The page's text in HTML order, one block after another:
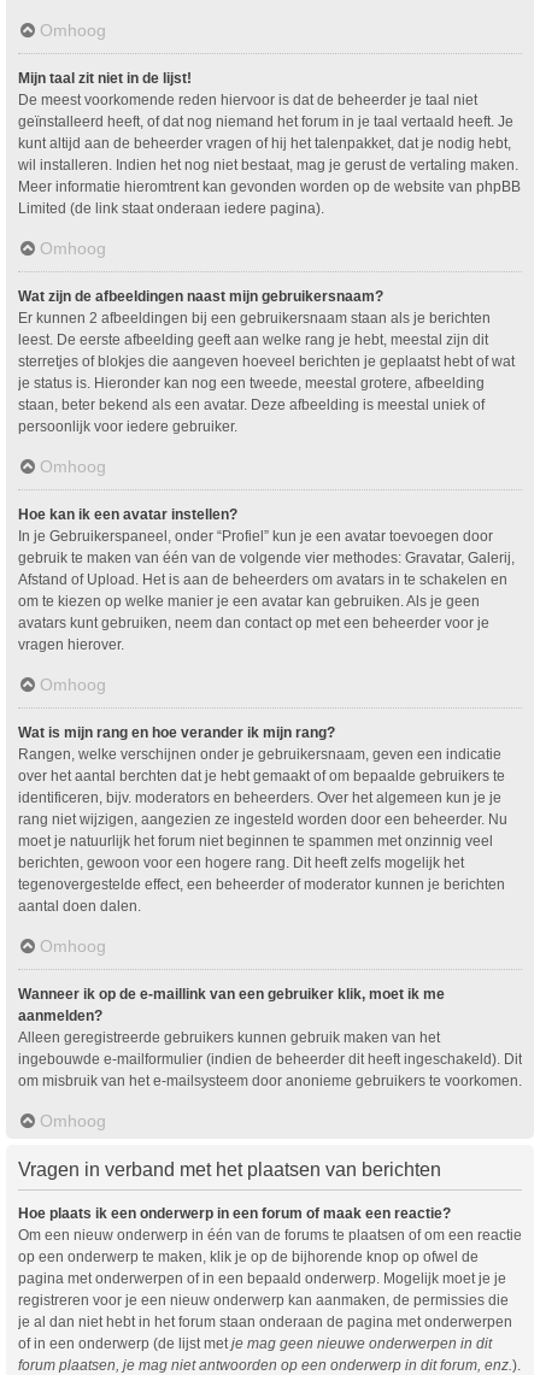
Omhoog
Mijn taal zit niet in de lijst!
De meest voorkomende reden hiervoor is dat de beheerder je taal niet
geïnstalleerd heeft, of dat nog niemand het forum in je taal vertaald heeft. Je
kunt altijd aan de beheerder vragen of hij het talenpakket, dat je nodig hebt,
wil installeren. Indien het nog niet bestaat, mag je gerust de vertaling maken.
Meer informatie hieromtrent kan gevonden worden op de website van phpBB
Limited (de link staat onderaan iedere pagina).
Omhoog
Wat zijn de afbeeldingen naast mijn gebruikersnaam?
Er kunnen 2 afbeeldingen bij een gebruikersnaam staan als je berichten
leest. De eerste afbeelding geeft aan welke rang je hebt, meestal zijn dit
sterretjes of blokjes die aangeven hoeveel berichten je geplaatst hebt of wat
je status is. Hieronder kan nog een tweede, meestal grotere, afbeelding
staan, beter bekend als een avatar. Deze afbeelding is meestal uniek of
persoonlijk voor iedere gebruiker.
Omhoog
Hoe kan ik een avatar instellen?
In je Gebruikerspaneel, onder “Profiel” kun je een avatar toevoegen door
gebruik te maken van één van de volgende vier methodes: Gravatar, Galerij,
Afstand of Upload. Het is aan de beheerders om avatars in te schakelen en
om te kiezen op welke manier je een avatar kan gebruiken. Als je geen
avatars kunt gebruiken, neem dan contact op met een beheerder voor je
vragen hierover.
Omhoog
Wat is mijn rang en hoe verander ik mijn rang?
Rangen, welke verschijnen onder je gebruikersnaam, geven een indicatie
over het aantal berchten dat je hebt gemaakt of om bepaalde gebruikers te
identificeren, bijv. moderators en beheerders. Over het algemeen kun je je
rang niet wijzigen, aangezien ze ingesteld worden door een beheerder. Nu
moet je natuurlijk het forum niet beginnen te spammen met onzinnig veel
berichten, gewoon voor een hogere rang. Dit heeft zelfs mogelijk het
tegenovergestelde effect, een beheerder of moderator kunnen je berichten
aantal doen dalen.
Omhoog
Wanneer ik op de e-maillink van een gebruiker klik, moet ik me
aanmelden?
Alleen geregistreerde gebruikers kunnen gebruik maken van het
ingebouwde e-mailformulier (indien de beheerder dit heeft ingeschakeld). Dit
om misbruik van het e-mailsysteem door anonieme gebruikers te voorkomen.
Omhoog
Vragen in verband met het plaatsen van berichten
Hoe plaats ik een onderwerp in een forum of maak een reactie?
Om een nieuw onderwerp in één van de forums te plaatsen of om een reactie
op een onderwerp te maken, klik je op de bijhorende knop op ofwel de
pagina met onderwerpen of in een bepaald onderwerp. Mogelijk moet je je
registreren voor je een nieuw onderwerp kan aanmaken, de permissies die
je al dan niet hebt in het forum staan onderaan de pagina met onderwerpen
of in een onderwerp (de lijst met je mag geen nieuwe onderwerpen in dit
forum plaatsen, je mag niet antwoorden op een onderwerp in dit forum, enz. ).